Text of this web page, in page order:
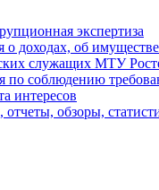
экспертиза
о доходах, об
служащих МТУ
по соблюдению
интересов
отчеты, обзоры,